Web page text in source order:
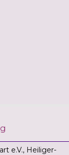
e.V., Heiliger-